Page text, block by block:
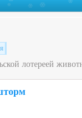
лотереей